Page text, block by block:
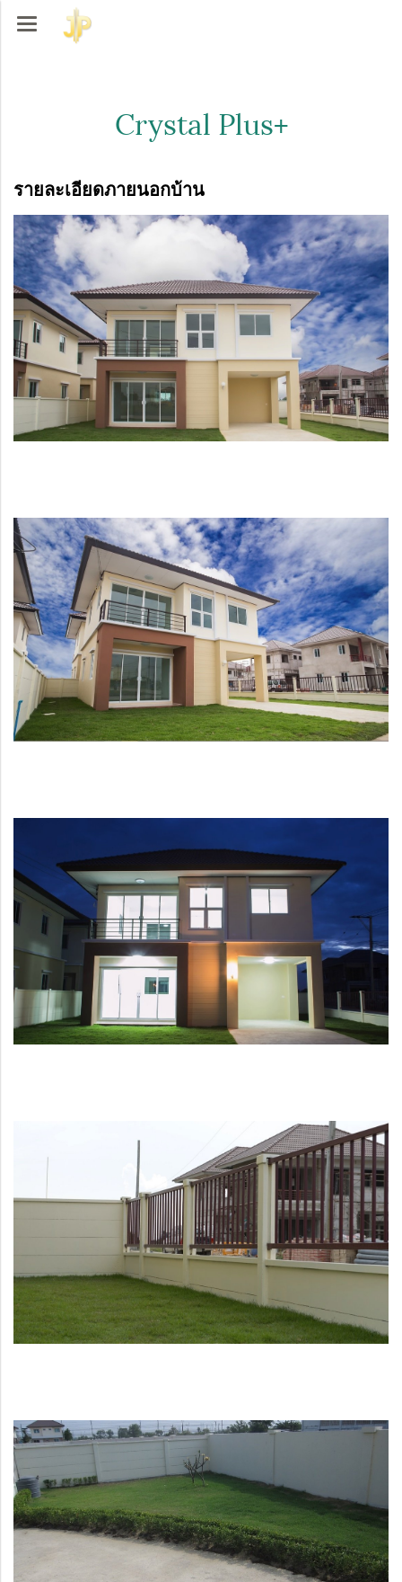
Crystal Plus+
รายละเอียดภายนอกบ้าน